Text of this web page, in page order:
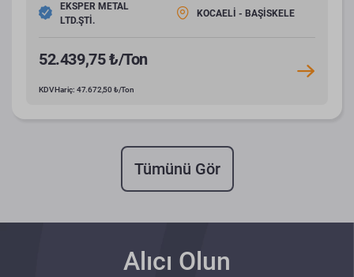
EKSPER METAL
LTD.ŞTİ.
KOCAELİ - BAŞİSKELE
52.439,75 ₺/Ton
KDV Hariç: 47.672,50 ₺/Ton
Tümünü Gör
Alıcı Olun